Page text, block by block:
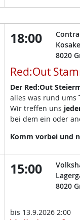
18:00
8020
Red:Out
Der Red:Out
alles was rund ums
Wir treffen uns
bei dem ein oder
Komm vorbei und
15:00
8020
bis 13.9.2026 2:00